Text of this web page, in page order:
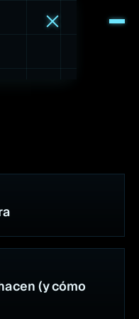
(y cómo